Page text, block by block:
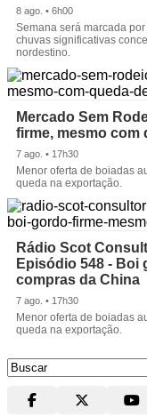
8 ago. • 6h00
Semana será marcada
chuvas significativas
nordestino.
Mercado Sem
firme, mesmo com
7 ago. • 17h30
Menor oferta de boiadas
queda na exportação.
Rádio Scot
Episódio 548 - Boi
compras da China
7 ago. • 17h30
Menor oferta de boiadas
queda na exportação.